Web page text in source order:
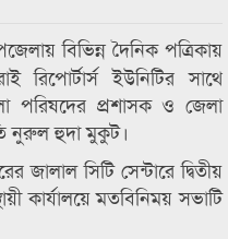
বিভিন্ন দৈনিক পত্রিকায়
রিপোর্টার্স ইউনিটির সাথে
পরিষদের প্রশাসক ও জেলা
নুরুল হুদা মুকুট।
জালাল সিটি সেন্টারে দ্বিতীয়
কার্যালয়ে মতবিনিময় সভাটি